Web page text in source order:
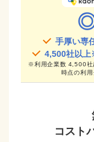
手厚い専
4,500社以
※利用企業数 4,500
時点の利
コスト